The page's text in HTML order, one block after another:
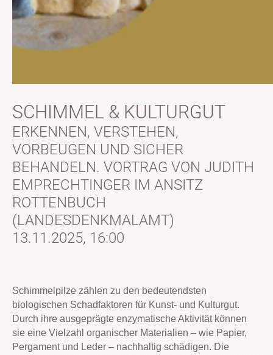
SCHIMMEL & KULTURGUT
ERKENNEN, VERSTEHEN,
VORBEUGEN UND SICHER
BEHANDELN. VORTRAG VON JUDITH
EMPRECHTINGER IM ANSITZ
ROTTENBUCH
(LANDESDENKMALAMT)
13.11.2025, 16:00
Schimmelpilze zählen zu den bedeutendsten
biologischen Schadfaktoren für Kunst- und Kulturgut.
Durch ihre ausgeprägte enzymatische Aktivität können
sie eine Vielzahl organischer Materialien – wie Papier,
Pergament und Leder – nachhaltig schädigen. Die